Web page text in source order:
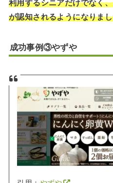
利用するシニアだけでなく
が認知されるようになりま
成功事例③やずや